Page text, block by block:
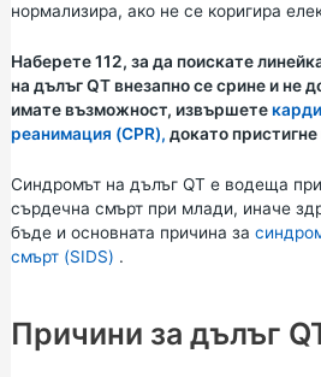
нормализира, ако не се коригира
Наберете 112, за да поискате
на дълъг QT внезапно се срине и не
имате възможност, извършете
реанимация (CPR), докато
Синдромът на дълъг QT е водеща
сърдечна смърт при млади, иначе
бъде и основната причина за
смърт (SIDS) .
Причини за дълъг